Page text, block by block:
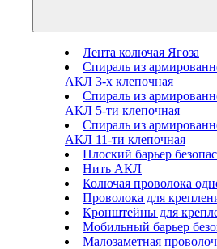
Лента колючая Ягоза
Спираль из
АКЛ 3-х клепочная
Спираль из
АКЛ 5-ти клепочная
Спираль из
АКЛ 11-ти клепочная
Плоский барьер
Нить АКЛ
Колючая проволока
Проволока для
Кронштейны для
Мобильный барьер
Малозаметная